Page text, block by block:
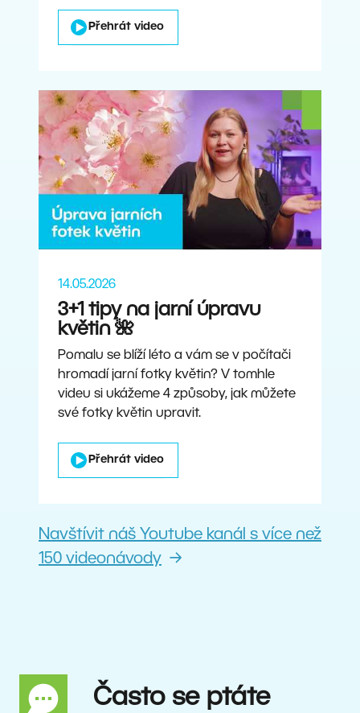
Přehrát video
14.05.2026
3+1 tipy na jarní úpravu
květin 🌺
Pomalu se blíží léto a vám se v počítači
hromadí jarní fotky květin? V tomhle
videu si ukážeme 4 způsoby, jak můžete
své fotky květin upravit.
Přehrát video
Navštívit náš Youtube kanál s více než
150 videonávody
Často se ptáte